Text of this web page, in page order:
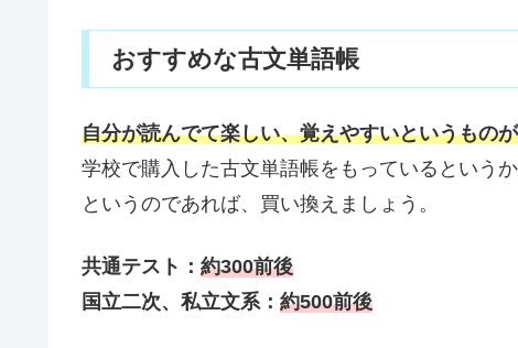
おすすめな古文単語帳
自分が読んでて楽しい、覚えやすいというもの
学校で購入した古文単語帳をもっているという
というのであれば、買い換えましょう。
共通テスト： 約300前後
国立二次、私立文系： 約500前後